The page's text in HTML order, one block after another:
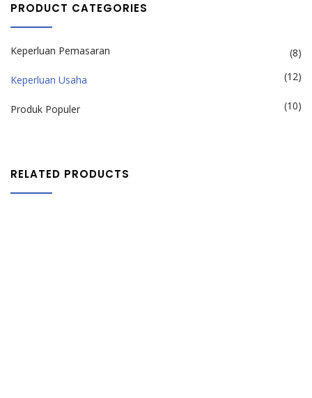
PRODUCT CATEGORIES
Keperluan Pemasaran (8)
Keperluan Usaha (12)
Produk Populer (10)
RELATED PRODUCTS